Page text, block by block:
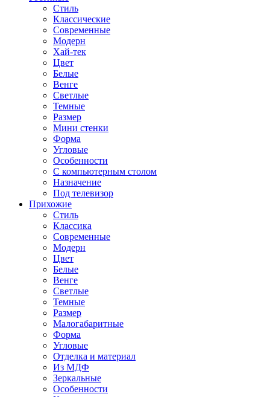
Стиль
Классические
Современные
Модерн
Хай-тек
Цвет
Белые
Венге
Светлые
Темные
Размер
Мини стенки
Форма
Угловые
Особенности
С компьютерным столом
Назначение
Под телевизор
Прихожие
Стиль
Классика
Современные
Модерн
Цвет
Белые
Венге
Светлые
Темные
Размер
Малогабаритные
Форма
Угловые
Отделка и материал
Из МДФ
Зеркальные
Особенности